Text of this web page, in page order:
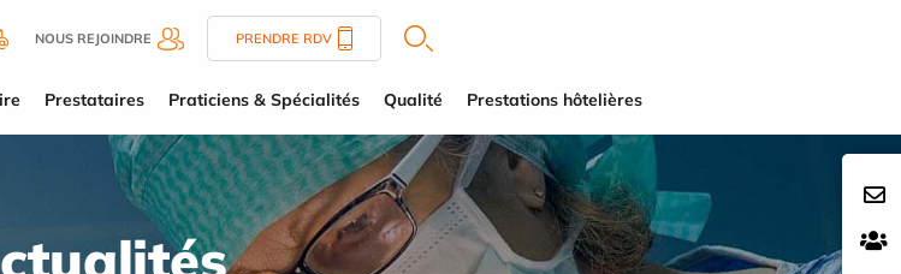
NOUS REJOINDRE PRENDRE RDV
Prestataires Praticiens & Spécialités Qualité Prestations hôtelières